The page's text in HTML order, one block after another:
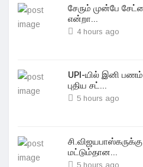
சேரும் முன்பே
என்றா...
4 hours ago
UPI-யில் இனி
புதிய சட்...
5 hours ago
மட்டும்தான...
5 hours ago